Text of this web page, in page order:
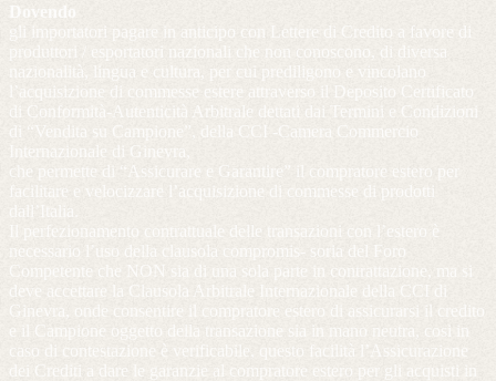
Dovendo
gli importatori pagare in anticipo con Lettere di Credito a favore di
produttori / esportatori nazionali che non conoscono, di diversa
nazionalità, lingua e cultura, per cui prediligono e vincolano
l’acquisizione di commesse estere attraverso il Deposito Certificato
di Conformità-Autenticità Arbitrale dettati dai Termini e Condizioni
di “Vendita su Campione”, della CCI -Camera Commercio
Internazionale di Ginevra,
che permette di “Assicurare e Garantire” il compratore estero per
facilitare e velocizzare l’acquisizione di commesse di prodotti
dall’Italia.
Il perfezionamento contrattuale delle transazioni con l’estero è
necessario l’uso della clausola compromis- soria del Foro
Competente che NON sia di una sola parte in contrattazione, ma si
deve accettare la Clausola Arbitrale Internazionale della CCI di
Ginevra, onde consentire il compratore estero di assicurarsi il credito
e il Campione oggetto della transazione sia in mano neutra, cosi in
caso di contestazione è verificabile, questo facilità l’Assicurazione
dei Crediti a dare le garanzie al compratore estero per gli acquisti in